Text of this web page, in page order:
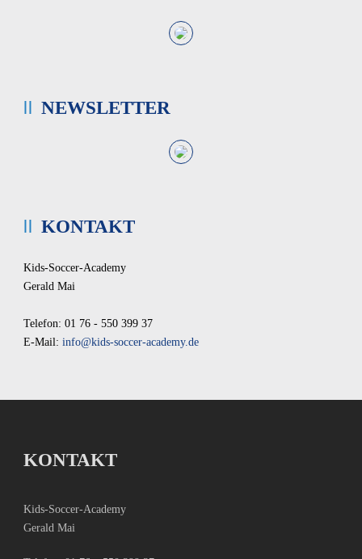
NEWSLETTER
KONTAKT
Kids-Soccer-Academy
Gerald Mai
Telefon: 01 76 - 550 399 37
E-Mail: info@kids-soccer-academy.de
KONTAKT
Kids-Soccer-Academy
Gerald Mai